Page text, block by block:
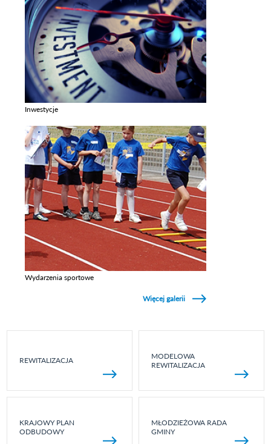
Inwestycje
Wydarzenia sportowe
Więcej galerii
REWITALIZACJA
MODELOWA
REWITALIZACJA
KRAJOWY PLAN
ODBUDOWY
MŁODZIEŻOWA RADA
GMINY